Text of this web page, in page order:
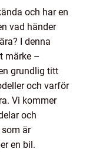
och har en
vad händer
I denna
märke –
grundlig titt
och varför
Vi kommer
och
är
en bil.